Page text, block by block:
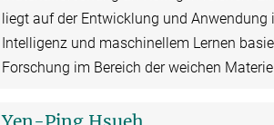
liegt auf der Entwicklung und
Intelligenz und maschinellem Lernen
Forschung im Bereich der weichen